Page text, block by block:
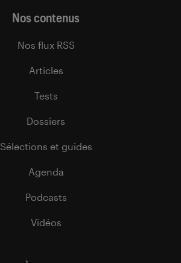
Nos contenus
Nos flux RSS
Articles
Tests
Dossiers
Sélections et guides
Agenda
Podcasts
Vidéos